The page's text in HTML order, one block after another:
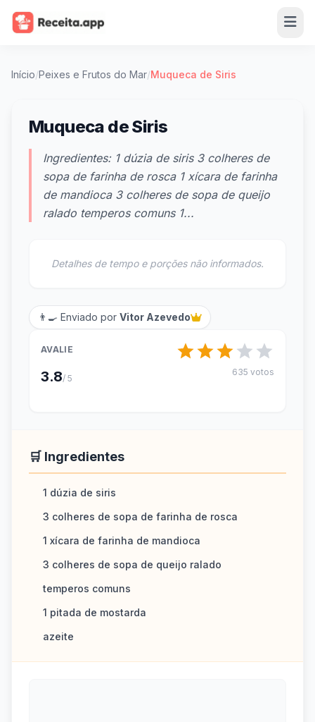
Início/Peixes e Frutos do Mar/Muqueca de Siris
Muqueca de Siris
Ingredientes: 1 dúzia de siris 3 colheres de
sopa de farinha de rosca 1 xícara de farinha
de mandioca 3 colheres de sopa de queijo
ralado temperos comuns 1...
Detalhes de tempo e porções não informados.
👨‍🍳 Enviado por Vitor Azevedo
AVALIE
3.8/ 5
635 votos
🛒 Ingredientes
1 dúzia de siris
3 colheres de sopa de farinha de rosca
1 xícara de farinha de mandioca
3 colheres de sopa de queijo ralado
temperos comuns
1 pitada de mostarda
azeite